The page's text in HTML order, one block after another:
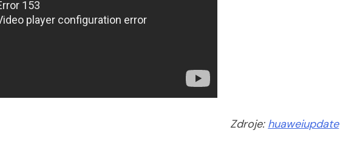
Zdroje: huaweiupdate